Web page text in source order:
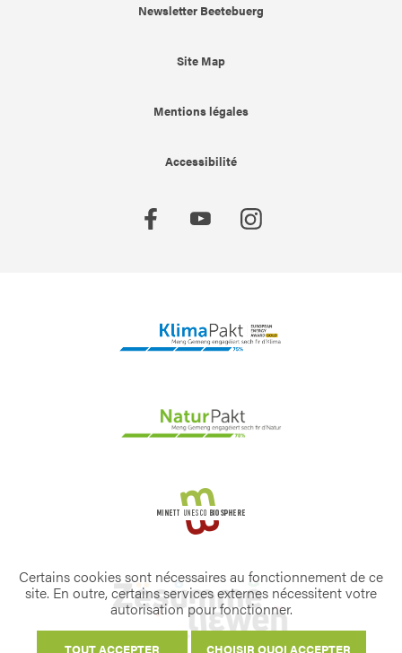
Newsletter Beetebuerg
Site Map
Mentions légales
Accessibilité
Certains cookies sont nécessaires au fonctionnement de ce
site. En outre, certains services externes nécessitent votre
autorisation pour fonctionner.
TOUT ACCEPTER CHOISIR QUOI ACCEPTER